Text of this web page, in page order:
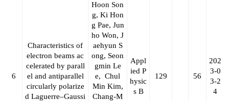
6
Characteristics of
electron beams ac
celerated by parall
el and antiparallel
circularly polarize
d Laguerre–Gaussi
Hoon Son
g, Ki Hon
g Pae, Jun
ho Won, J
aehyun S
ong, Seon
gmin Le
e, Chul
Min Kim,
Chang‑M
Appl
ied P
hysic
s B
129 56
202
3-0
3-2
4